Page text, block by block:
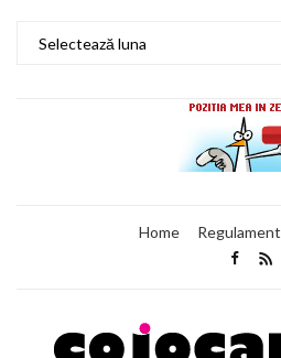
Home Regulament